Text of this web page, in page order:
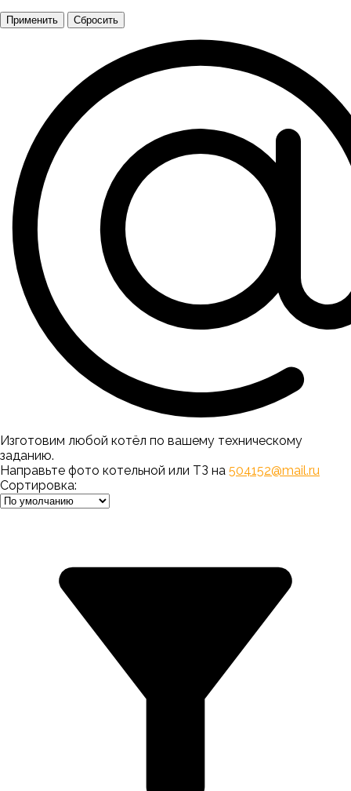
Применить Сбросить
Изготовим любой котёл по вашему техническому
заданию.
Направьте фото котельной или ТЗ на 504152@mail.ru
Сортировка: